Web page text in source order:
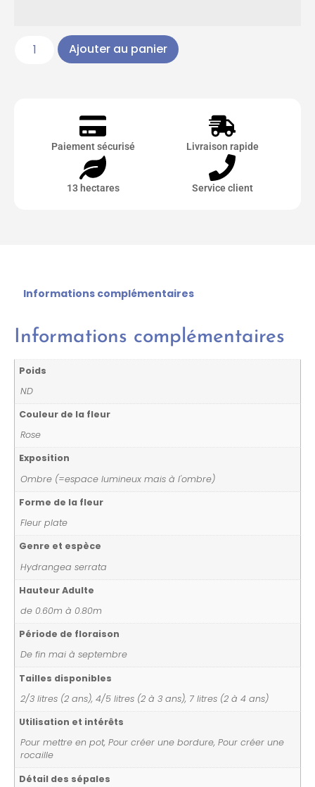
Ajouter au panier
Paiement sécurisé Livraison rapide
13 hectares Service client
Informations complémentaires
Informations complémentaires
Poids
ND
Couleur de la fleur
Rose
Exposition
Ombre (=espace lumineux mais à l'ombre)
Forme de la fleur
Fleur plate
Genre et espèce
Hydrangea serrata
Hauteur Adulte
de 0.60m à 0.80m
Période de floraison
De fin mai à septembre
Tailles disponibles
2/3 litres (2 ans), 4/5 litres (2 à 3 ans), 7 litres (2 à 4 ans)
Utilisation et intérêts
Pour mettre en pot, Pour créer une bordure, Pour créer une
rocaille
Détail des sépales